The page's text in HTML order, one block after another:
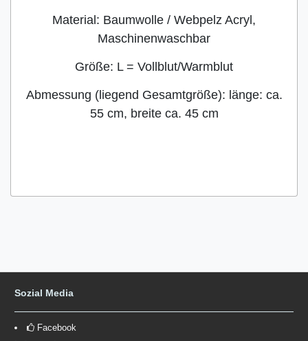
Material: Baumwolle / Webpelz Acryl,
Maschinenwaschbar
Größe: L = Vollblut/Warmblut
Abmessung (liegend Gesamtgröße): länge: ca.
55 cm, breite ca. 45 cm
Sozial Media
Facebook